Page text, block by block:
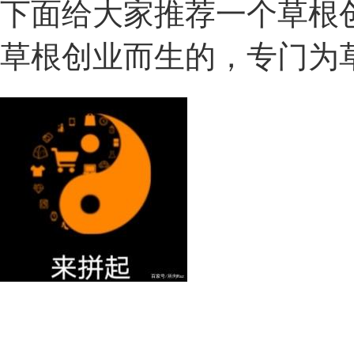
下面给大家推荐一个草根
草根创业而生的，专门为